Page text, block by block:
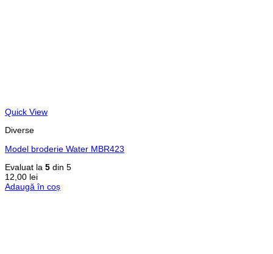
Quick View
Diverse
Model broderie Water MBR423
Evaluat la 5 din 5
12,00 lei
Adaugă în coș